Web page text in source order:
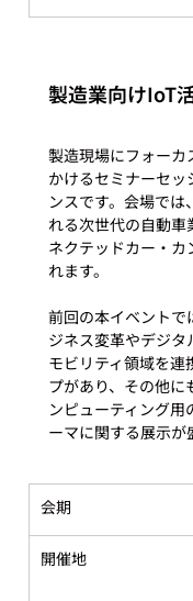
製造業向けIoT
製造現場にフォーカ
かけるセミナーセ
ンスです。会場では
れる次世代の自動
ネクテッドカー・カ
れます。
前回の本イベントで
ジネス変革やデジタ
モビリティ領域を連
プがあり、その他に
ンピューティング
会期
開催地